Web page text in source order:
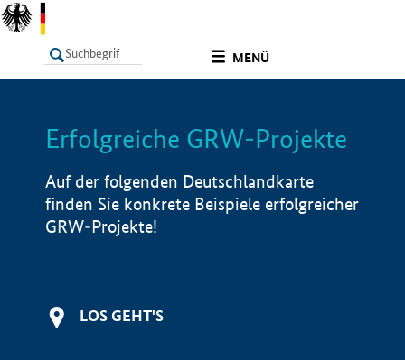
MENÜ
LISTE Info
Erfolgreiche GRW-Projekte
Auf der folgenden Deutschlandkarte
finden Sie konkrete Beispiele erfolgreicher
GRW-Projekte!
LOS GEHT'S